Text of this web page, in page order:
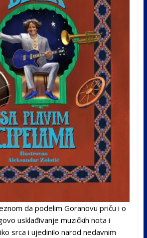
da podelim Goranovu priču i o
usklađivanje muzičkih nota i
srca i ujedinilo narod nedavnim